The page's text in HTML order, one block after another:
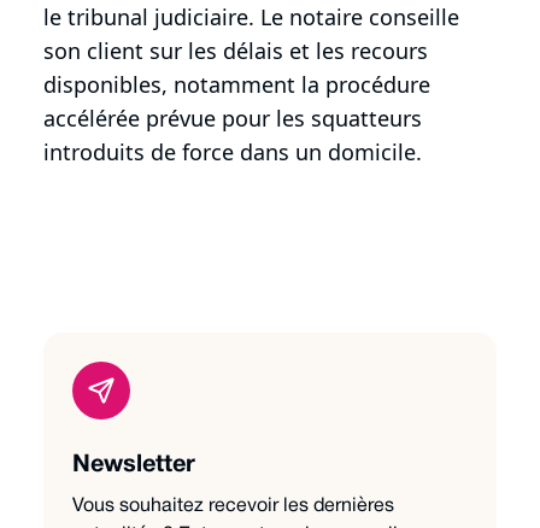
le tribunal judiciaire. Le notaire conseille
son client sur les délais et les recours
disponibles, notamment la procédure
accélérée prévue pour les squatteurs
introduits de force dans un domicile.
Newsletter
Vous souhaitez recevoir les dernières